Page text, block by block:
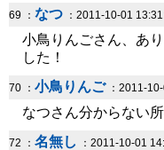
69 ： なつ ：2011-10-01
小鳥りんごさん、あ
した！
70 ： 小鳥りんご：2011-
なつさん分からない
72 ： 名無し ：2011-10-01